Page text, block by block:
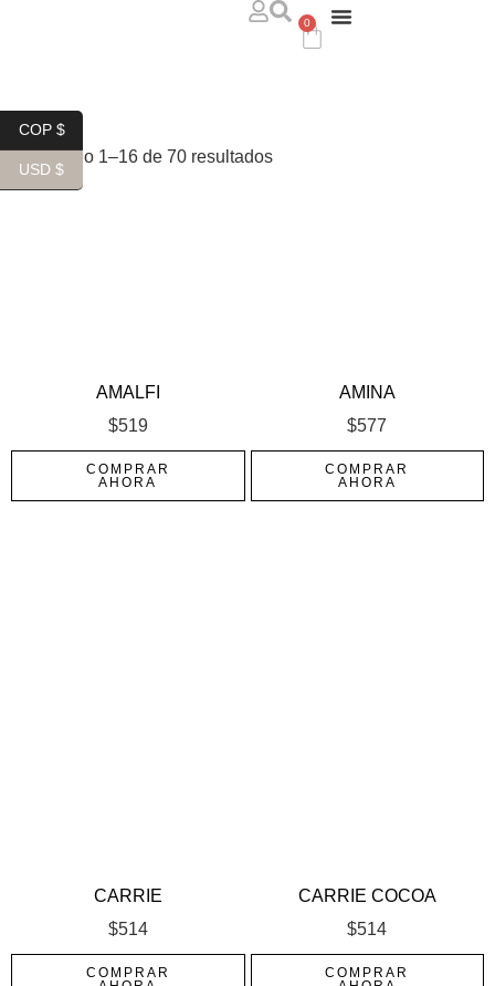
0
Mostrando 1–16 de 70 resultados
AMALFI
$519
COMPRAR
AHORA
AMINA
$577
COMPRAR
AHORA
CARRIE
$514
COMPRAR
CARRIE COCOA
$514
COMPRAR
COP $
USD $